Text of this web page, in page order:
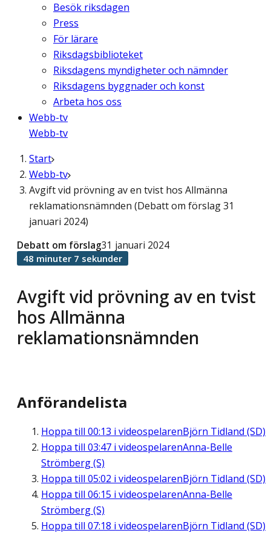
Besök riksdagen
Press
För lärare
Riksdagsbiblioteket
Riksdagens myndigheter och nämnder
Riksdagens byggnader och konst
Arbeta hos oss
Webb-tv
Webb-tv
Start
Webb-tv
Avgift vid prövning av en tvist hos Allmänna
reklamationsnämnden (Debatt om förslag 31
januari 2024)
Avgift vid prövning av en tvist
hos Allmänna
reklamationsnämnden
Debatt om förslag31 januari 2024
48 minuter 7 sekunder
Anförandelista
Hoppa till 00:13 i videospelarenBjörn Tidland (SD)
Hoppa till 03:47 i videospelarenAnna-Belle
Strömberg (S)
Hoppa till 05:02 i videospelarenBjörn Tidland (SD)
Hoppa till 06:15 i videospelarenAnna-Belle
Strömberg (S)
Hoppa till 07:18 i videospelarenBjörn Tidland (SD)